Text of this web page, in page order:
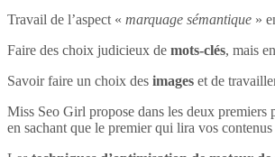
Travail de l’aspect « marquage sémantique »
Faire des choix judicieux de mots-clés, mais
Savoir faire un choix des images et de
Miss Seo Girl propose dans les deux premiers
en sachant que le premier qui lira vos